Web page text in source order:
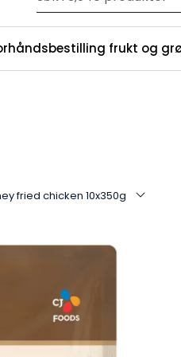
Velkommen til vår nye
| Om ossfrukt og
fried chicken 10x350g